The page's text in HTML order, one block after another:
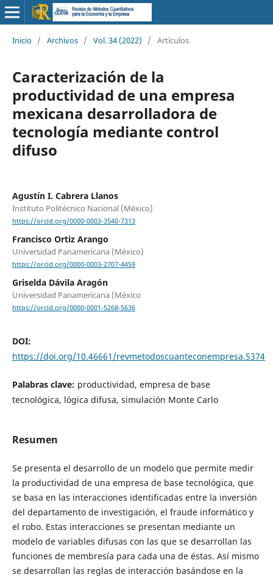
Inicio / Archivos / Vol. 34 (2022) / Artículos
Caracterización de la
productividad de una empresa
mexicana desarrolladora de
tecnología mediante control
difuso
Agustín I. Cabrera Llanos
Instituto Politécnico Nacional (México)
https://orcid.org/0000-0003-3540-7313
Francisco Ortiz Arango
Universidad Panamericana (México)
https://orcid.org/0000-0003-2707-4459
Griselda Dávila Aragón
Universidad Panamericana (México
https://orcid.org/0000-0001-5268-5636
DOI:
https://doi.org/10.46661/revmetodoscuanteconempresa.5374
Palabras clave: productividad, empresa de base
tecnológica, lógica difusa, simulación Monte Carlo
Resumen
Se presenta el desarrollo de un modelo que permite medir
la productividad de una empresa de base tecnológica, que
se basa en las interacciones identificadas entre la inversión
del departamento de investigación, el fraude informático y
el robo. Estas interacciones se presentan mediante un
modelo de variables difusas con las que se desarrollan las
funciones de membresía para cada una de éstas. Así mismo
se desarrollan las reglas de interacción basándose en la